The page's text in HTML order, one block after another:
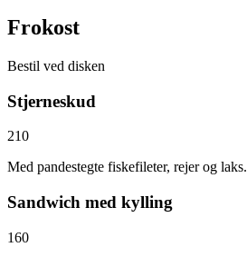
Frokost
Bestil ved disken
Stjerneskud
210
Med pandestegte fiskefileter, rejer og laks.
Sandwich med kylling
160